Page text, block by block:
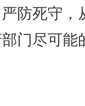
防死守，
门尽可能